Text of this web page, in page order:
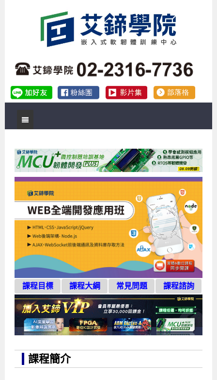
關於艾鍗
最新公告
企業預約徵才
儲備講師計劃
最新補助課程
公司簡介
師資介紹
開發板介紹
環境設備
艾鍗新聞
獲獎與榮耀
交通資訊
實體課程
課程說明會
課程說明會
政府補助職訓說明會
嵌入式Linux開發系列課程
[學程] 嵌入式Linux開發實務
Linux系統建置實務
Linux系統程式設計
Linux驅動程式設計實戰
ARM Boot Loader設計
Linux Socket網路程式設計
Raspberry Pi之Python程式設計硬體控制
MCU韌體設計系列課程
ARM MCU單晶片韌體開發
USB韌體設計
STM32嵌入式開發實戰
[學程]MCU韌體設計實戰
TI MSP430微控制器開發
生醫感測器整合設計班
硬體/IC設計系列課程
全能電路設計實戰班
FPGA 數位IC設計實戰
感測電路設計與應用
Allegro/PCB Layout設計
工業電子丙級輔導考照課程
AI人工智慧系列課程
iPAS AI應用規劃師能力鑑定課程
AI深度學習與影像辨識實戰
AI雲端原生與MLOps自動化實務
AI機器學習與深度學習實戰班
iPAS經濟部產業人才能力鑑定
iPAS AI應用規劃師能力鑑定
iPAS AIoT 應用工程師(物聯網類)
iPAS巨量資料分析師
Web及雲端系列課程
Kubernetes雲原生實戰班
AI雲端原生與MLOps自動化實務
物聯網開發系列課程
[學程]物聯網整合開發實戰
5G-SDN通訊系列課程
數位課程
熱門課程
讓 AI 成為你的數位同事
AI雲端原生與MLOps自動化實務
n8n 零基礎工作自動化實戰班
Vibe Coding：AI 協作全端開發實戰班
iPAS AI應用規劃師能力鑑定課程
數位課程總覽
嵌入式Linux開發系列
嵌入式Linux學程(數位豪華版)
Linux系統程式設計
Linux驅動程式
ARM Boot Loader
使用C語言控制Raspberry Pi
MCU韌體開發系列
MCU韌體設計
Python硬體控制-Pi Pico物聯網實作
Edge AI與Pi Pico實作應用
AI邊緣運算實作TensorFlow Lite for MCU
AI人工智慧系列課程
iPAS AI應用規劃師能力鑑定課程
Vibe Coding：AI協作全端開發
生成式AI能力認證
Web及雲端系列課程
kubernetes雲原生實戰班
AI雲端原生與MLOps自動化實務
IoT物聯網開發系列
物聯網整合開發與應用
iPAS產業人才能力鑑定系列
補助專班
待業青年職訓課程(29歲以下)
Kubernetes工程師養成班
[假日班]AI邊緣運算實作TensorFlow Lite for MCU
[假日班]物聯網資訊安全實務
更多...
企業服務
企業教育訓練
企業儲值優惠方案
艾鍗企業VIP會員
企業徵才
研發設計服務
電腦教室租借服務[台北]
研討活動
會員優惠
學員見證
資訊專區
廠商求才
學員常見問題
前進校園
校園巡迴講座
研發實習生計畫
會員優惠
課程目標 課程大綱 常見問題 課程諮詢
課程簡介